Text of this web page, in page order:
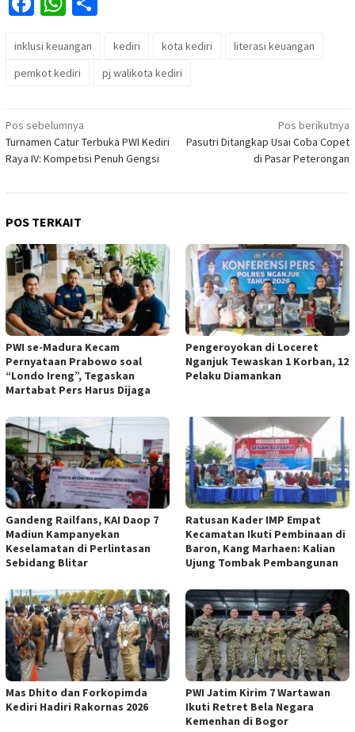
inklusi keuangan kediri kota kediri
literasi keuangan
pemkot kediri
pj walikota kediri
Navigasi
pos
Pos sebelumnya
Turnamen Catur Terbuka PWI Kediri
Raya IV: Kompetisi Penuh Gengsi
Pos berikutnya
Pasutri Ditangkap Usai Coba Copet
di Pasar Peterongan
POS TERKAIT
PWI se-Madura Kecam
Pernyataan Prabowo soal
“Londo Ireng”, Tegaskan
Martabat Pers Harus Dijaga
Pengeroyokan di Loceret
Nganjuk Tewaskan 1 Korban, 12
Pelaku Diamankan
Gandeng Railfans, KAI Daop 7
Madiun Kampanyekan
Keselamatan di Perlintasan
Sebidang Blitar
Ratusan Kader IMP Empat
Kecamatan Ikuti Pembinaan di
Baron, Kang Marhaen: Kalian
Ujung Tombak Pembangunan
Mas Dhito dan Forkopimda
Kediri Hadiri Rakornas 2026
PWI Jatim Kirim 7 Wartawan
Ikuti Retret Bela Negara
Kemenhan di Bogor